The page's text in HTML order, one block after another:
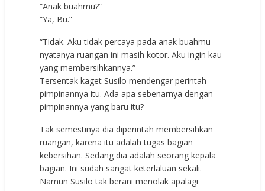
“Anak buahmu?”
“Ya, Bu.”
“Tidak. Aku tidak percaya pada anak buahmu
nyatanya ruangan ini masih kotor. Aku ingin kau
yang membersihkannya.”
Tersentak kaget Susilo mendengar perintah
pimpinannya itu. Ada apa sebenarnya dengan
pimpinannya yang baru itu?
Tak semestinya dia diperintah membersihkan
ruangan, karena itu adalah tugas bagian
kebersihan. Sedang dia adalah seorang kepala
bagian. Ini sudah sangat keterlaluan sekali.
Namun Susilo tak berani menolak apalagi